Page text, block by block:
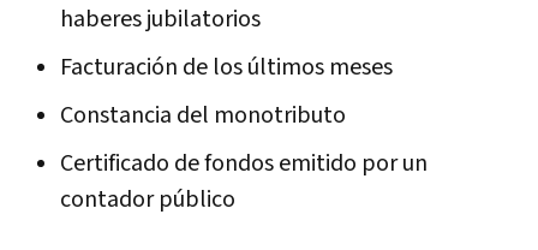
haberes jubilatorios
Facturación de los últimos meses
Constancia del monotributo
Certificado de fondos emitido por un
contador público